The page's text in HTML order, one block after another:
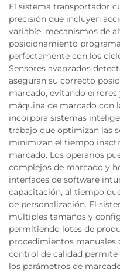
El sistema transportador
precisión que incluyen
variable, mecanismos de
posicionamiento
perfectamente con los
Sensores avanzados
aseguran su correcto
marcado, evitando
máquina de marcado con
incorpora sistemas
trabajo que optimizan las
minimizan el tiempo
marcado. Los operarios
complejos de marcado y
interfaces de software
capacitación, al tiempo
de personalización. El
múltiples tamaños y
permitiendo lotes de
procedimientos manuales
control de calidad
los parámetros de